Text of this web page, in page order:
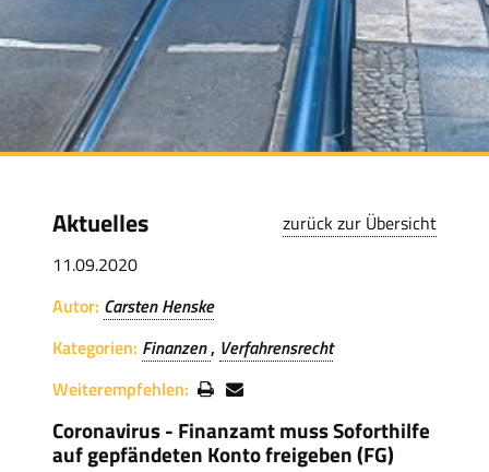
Aktuelles
11.09.2020
Autor: Carsten Henske
Kategorien: Finanzen Verfahrensrecht
Weiterempfehlen:
zurück zur Übersicht
Coronavirus - Finanzamt muss Soforthilfe
auf gepfändeten Konto freigeben (FG)